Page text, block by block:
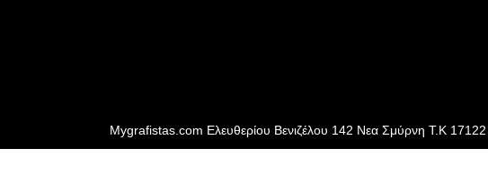
Mygrafistas.com Ελευθερίου Βενιζέλου 142 Νεα Σμύρνη Τ.Κ